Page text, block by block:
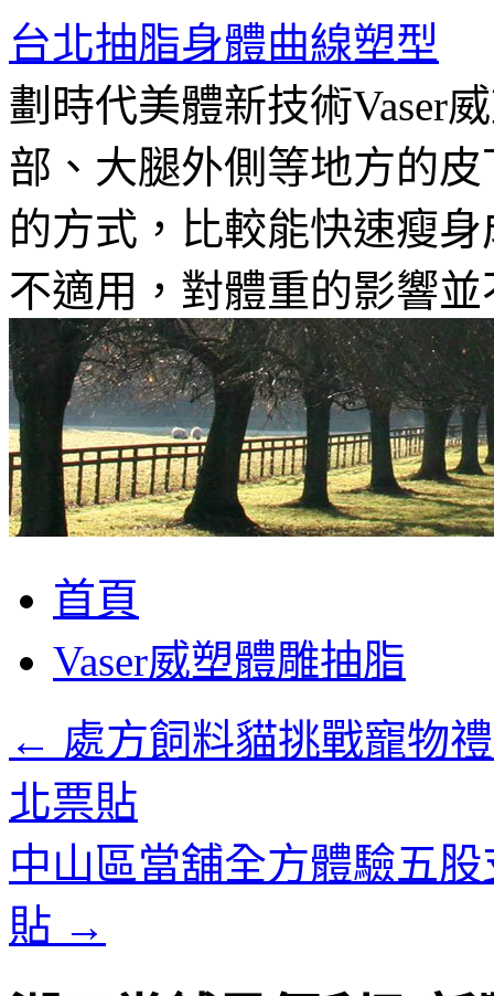
台北抽脂身體曲線塑型
劃時代美體新技術Vaser
部、大腿外側等地方的
的方式，比較能快速瘦
不適用，對體重的影響
至
要
首頁
Vaser威塑體雕抽脂
← 處方飼料貓挑戰寵物
北票貼
中山區當舖全方體驗五
貼 →